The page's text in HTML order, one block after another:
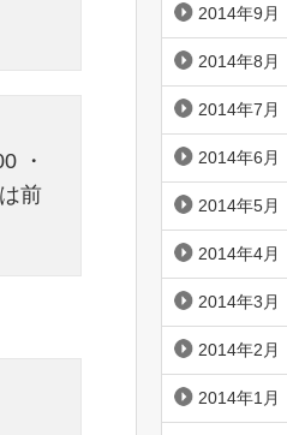
・
前
2014年9月
2014年8月
2014年7月
2014年6月
2014年5月
2014年4月
2014年3月
2014年2月
2014年1月